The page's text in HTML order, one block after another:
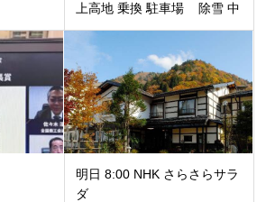
上高地 乗換 駐車場 除雪 中
明日 8:00 NHK さらさらサラ
ダ